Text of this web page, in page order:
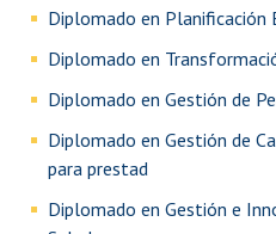
Diplomado en Planificación
Diplomado en
Diplomado en Gestión de
Diplomado en Gestión de
para prestad
Diplomado en Gestión e